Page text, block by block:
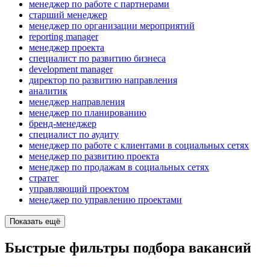
менеджер по работе с партнерами
старший менеджер
менеджер по организации мероприятий
reporting manager
менеджер проекта
специалист по развитию бизнеса
development manager
директор по развитию направления
аналитик
менеджер направления
менеджер по планированию
бренд-менеджер
специалист по аудиту
менеджер по работе с клиентами в социальных сетях
менеджер по развитию проекта
менеджер по продажам в социальных сетях
стратег
управляющий проектом
менеджер по управлению проектами
Показать ещё
Быстрые фильтры подбора вакансий